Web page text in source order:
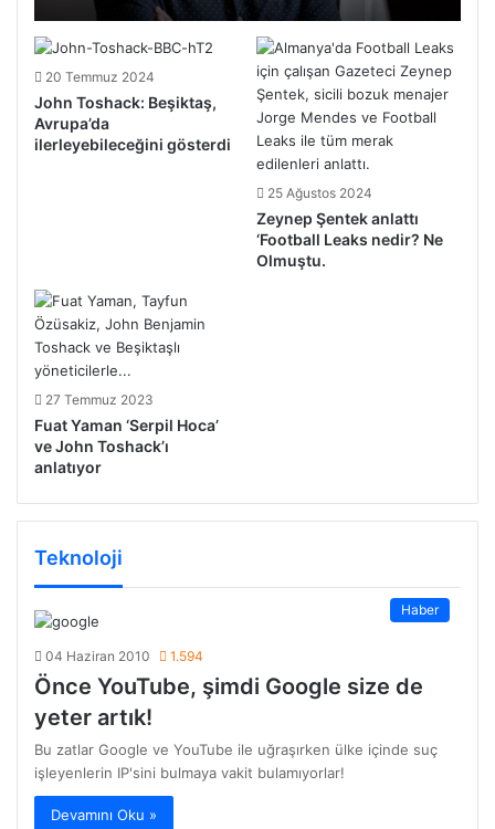
20 Temmuz 2024
John Toshack: Beşiktaş,
Avrupa’da
ilerleyebileceğini gösterdi
25 Ağustos 2024
Zeynep Şentek anlattı
‘Football Leaks nedir? Ne
Olmuştu.
27 Temmuz 2023
Fuat Yaman ‘Serpil Hoca’
ve John Toshack’ı
anlatıyor
Teknoloji
Haber
04 Haziran 2010 1.594
Önce YouTube, şimdi Google size de
yeter artık!
Bu zatlar Google ve YouTube ile uğraşırken ülke içinde suç
işleyenlerin IP'sini bulmaya vakit bulamıyorlar!
Devamını Oku »